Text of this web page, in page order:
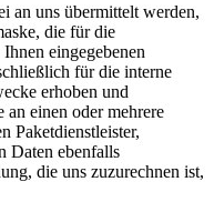
an uns übermittelt werden,
die für die
eingegebenen
für die interne
erhoben und
an einen oder mehrere
Paketdienstleister,
Daten ebenfalls
die uns zuzurechnen ist,